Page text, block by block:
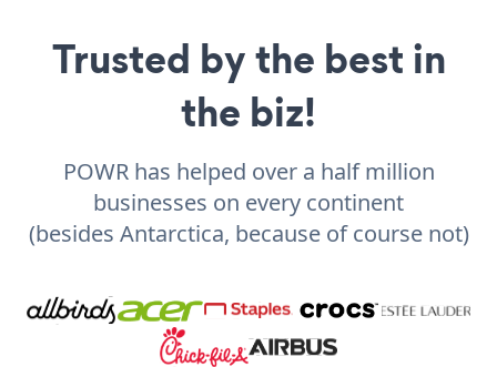
Trusted by the best in
the biz!
POWR has helped over a half million
businesses on every continent
(besides Antarctica, because of course not)